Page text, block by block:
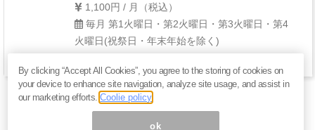
1,100円 / 月（税込）
毎月 第1火曜日・第2火曜日・第3火曜日・第4
火曜日(祝祭日・年末年始を除く)
By clicking “Accept All Cookies”, you agree to the storing of cookies on
your device to enhance site navigation, analyze site usage, and assist in
our marketing efforts.Coolie policy
ok